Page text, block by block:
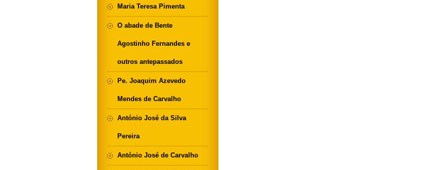
Maria Teresa Pimenta
O abade de Bente
Agostinho Fernandes e
outros antepassados
Pe. Joaquim Azevedo
Mendes de Carvalho
António José da Silva
Pereira
António José de Carvalho